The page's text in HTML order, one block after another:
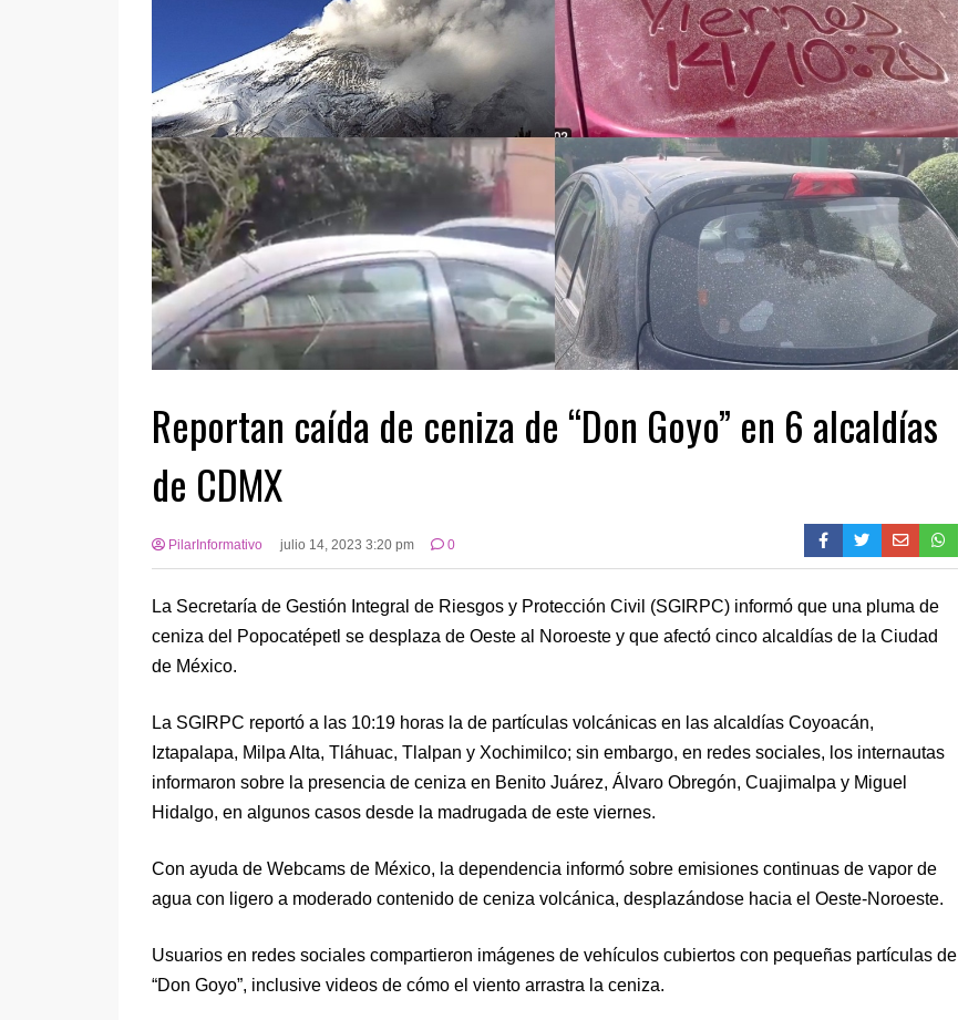
Reportan caída de ceniza de “Don Goyo” en 6 alcaldías
de CDMX
PilarInformativo julio 14, 2023 3:20 pm 0
La Secretaría de Gestión Integral de Riesgos y Protección Civil (SGIRPC) informó que una pluma de
ceniza del Popocatépetl se desplaza de Oeste al Noroeste y que afectó cinco alcaldías de la Ciudad
de México.
La SGIRPC reportó a las 10:19 horas la de partículas volcánicas en las alcaldías Coyoacán,
Iztapalapa, Milpa Alta, Tláhuac, Tlalpan y Xochimilco; sin embargo, en redes sociales, los internautas
informaron sobre la presencia de ceniza en Benito Juárez, Álvaro Obregón, Cuajimalpa y Miguel
Hidalgo, en algunos casos desde la madrugada de este viernes.
Con ayuda de Webcams de México, la dependencia informó sobre emisiones continuas de vapor de
agua con ligero a moderado contenido de ceniza volcánica, desplazándose hacia el Oeste-Noroeste.
Usuarios en redes sociales compartieron imágenes de vehículos cubiertos con pequeñas partículas de
“Don Goyo”, inclusive videos de cómo el viento arrastra la ceniza.